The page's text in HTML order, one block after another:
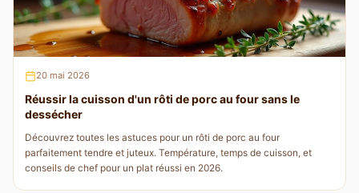
20 mai 2026
Réussir la cuisson d'un rôti de porc au four sans le
dessécher
Découvrez toutes les astuces pour un rôti de porc au four
parfaitement tendre et juteux. Température, temps de cuisson, et
conseils de chef pour un plat réussi en 2026.